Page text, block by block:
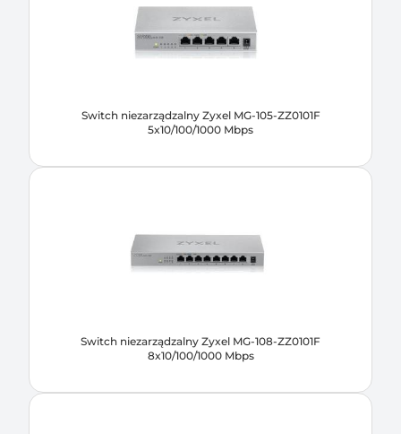
Switch niezarządzalny Zyxel MG-105-ZZ0101F
5x10/100/1000 Mbps
Switch niezarządzalny Zyxel MG-108-ZZ0101F
8x10/100/1000 Mbps